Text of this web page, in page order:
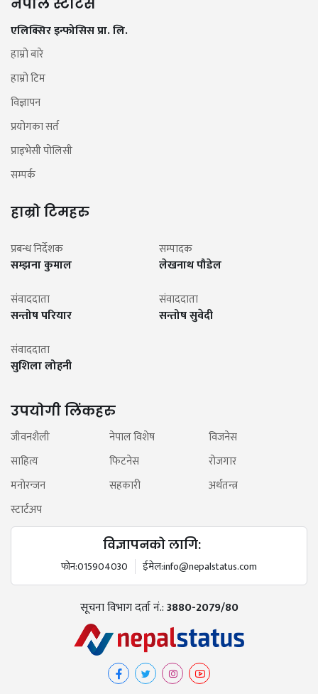
नेपाल स्टाटस
एलिक्सिर इन्फोसिस प्रा. लि.
हाम्रो बारे
हाम्रो टिम
विज्ञापन
प्रयोगका सर्त
प्राइभेसी पोलिसी
सम्पर्क
हाम्रो टिमहरु
प्रबन्ध निर्देशक
सम्झना कुमाल
सम्पादक
लेखनाथ पौडेल
संवाददाता
सन्तोष परियार
संवाददाता
सन्तोष सुवेदी
संवाददाता
सुशिला लोहनी
उपयोगी लिंकहरु
जीवनशैली नेपाल विशेष
विजनेस
साहित्य
फिटनेस
रोजगार
मनोरन्जन
सहकारी
अर्थतन्त्र
स्टार्टअप
विज्ञापनको लागि:
फोन:015904030 ईमेल:info@nepalstatus.com
सूचना विभाग दर्ता नं.:3880-2079/80